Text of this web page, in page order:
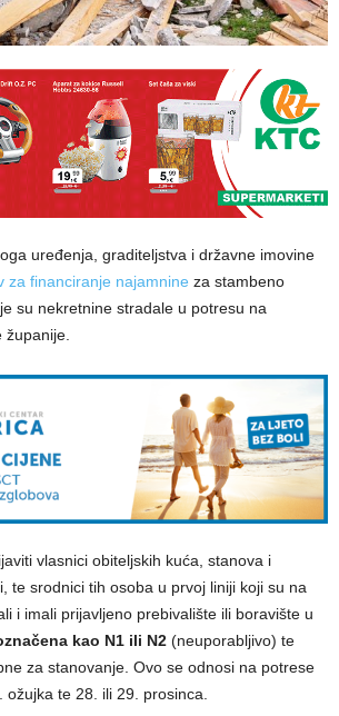
uređenja, graditeljstva i državne imovine
za financiranje najamnine za stambeno
su nekretnine stradale u potresu na
vlasnici obiteljskih kuća, stanova i
te srodnici tih osoba u prvoj liniji koji su na
i imali prijavljeno prebivalište ili boravište u
kao N1 ili N2 (neuporabljivo) te
za stanovanje. Ovo se odnosi na potrese
te 28. ili 29. prosinca.